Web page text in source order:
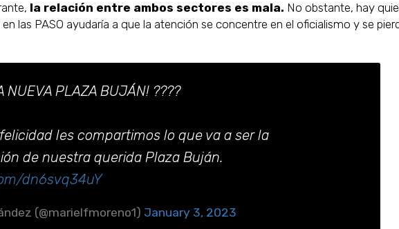
la relación entre ambos sectores es mala. No obstante, hay
las PASO ayudaría a que la atención se concentre en el oficialismo y se
NUEVA PLAZA BUJÁN! ????
les compartimos lo que va a ser la
de nuestra querida Plaza Buján.
dn6svq34uY
(@marielfmoreno1) January 3, 2023